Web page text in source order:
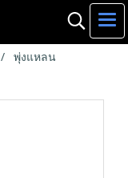
พุ่งแหลน